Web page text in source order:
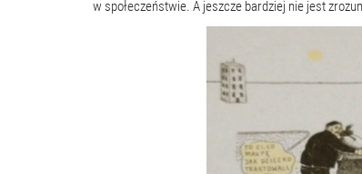
w społeczeństwie. A jeszcze bardziej nie jest